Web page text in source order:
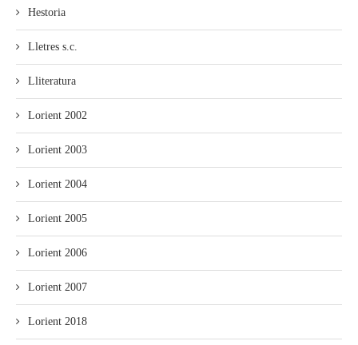
Hestoria
Lletres s.c.
Lliteratura
Lorient 2002
Lorient 2003
Lorient 2004
Lorient 2005
Lorient 2006
Lorient 2007
Lorient 2018